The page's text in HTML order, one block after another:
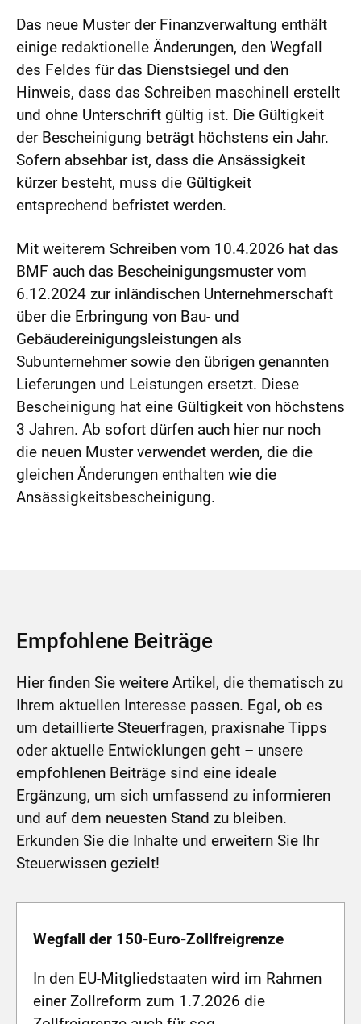
Das neue Muster der Finanzverwaltung enthält
einige redaktionelle Änderungen, den Wegfall
des Feldes für das Dienstsiegel und den
Hinweis, dass das Schreiben maschinell erstellt
und ohne Unterschrift gültig ist. Die Gültigkeit
der Bescheinigung beträgt höchstens ein Jahr.
Sofern absehbar ist, dass die Ansässigkeit
kürzer besteht, muss die Gültigkeit
entsprechend befristet werden.
Mit weiterem Schreiben vom 10.4.2026 hat das
BMF auch das Bescheinigungsmuster vom
6.12.2024 zur inländischen Unternehmerschaft
über die Erbringung von Bau- und
Gebäudereinigungsleistungen als
Subunternehmer sowie den übrigen genannten
Lieferungen und Leistungen ersetzt. Diese
Bescheinigung hat eine Gültigkeit von höchstens
3 Jahren. Ab sofort dürfen auch hier nur noch
die neuen Muster verwendet werden, die die
gleichen Änderungen enthalten wie die
Ansässigkeitsbescheinigung.
Empfohlene Beiträge
Hier finden Sie weitere Artikel, die thematisch zu
Ihrem aktuellen Interesse passen. Egal, ob es
um detaillierte Steuerfragen, praxisnahe Tipps
oder aktuelle Entwicklungen geht – unsere
empfohlenen Beiträge sind eine ideale
Ergänzung, um sich umfassend zu informieren
und auf dem neuesten Stand zu bleiben.
Erkunden Sie die Inhalte und erweitern Sie Ihr
Steuerwissen gezielt!
Wegfall der 150-Euro-Zollfreigrenze
In den EU-Mitgliedstaaten wird im Rahmen
einer Zollreform zum 1.7.2026 die